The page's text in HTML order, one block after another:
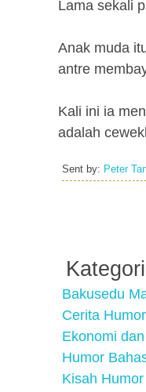
Lama sekali
Anak muda
antre
Kali ini ia
adalah
Sent by: Peter
Bakusedu
Cerita
Ekonomi
Humor
Kisah